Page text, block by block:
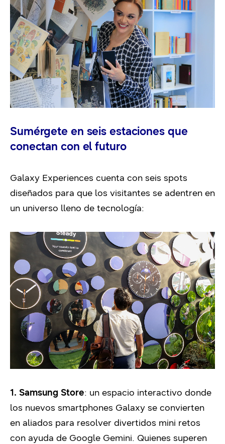
Sumérgete en seis estaciones que
conectan con el futuro
Galaxy Experiences cuenta con seis spots
diseñados para que los visitantes se adentren en
un universo lleno de tecnología:
1. Samsung Store: un espacio interactivo donde
los nuevos smartphones Galaxy se convierten
en aliados para resolver divertidos mini retos
con ayuda de Google Gemini. Quienes superen